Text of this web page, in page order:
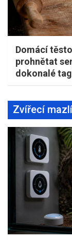
Domácí
prohnětat
dokonalé
Zvířecí